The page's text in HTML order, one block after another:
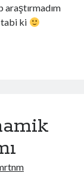
araştırmadım
tabi ki